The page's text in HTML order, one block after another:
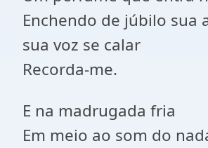
Enchendo de júbilo sua
sua voz se calar
Recorda-me.
E na madrugada fria
Em meio ao som do